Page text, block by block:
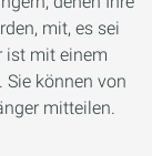
mit, es sei
ist mit einem
können von
mitteilen.